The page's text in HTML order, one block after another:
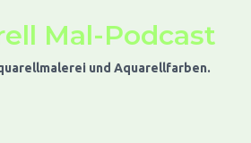
Mal-Podcast
und Aquarellfarben.